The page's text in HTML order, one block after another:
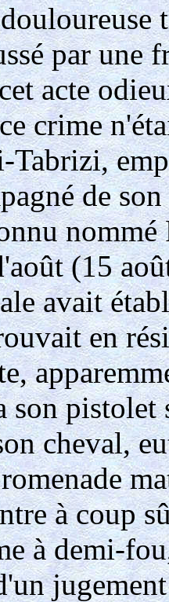
par une
acte
crime
Tabrizi,
de
(15
avait
en
son
cheval,
à coup
à demi-